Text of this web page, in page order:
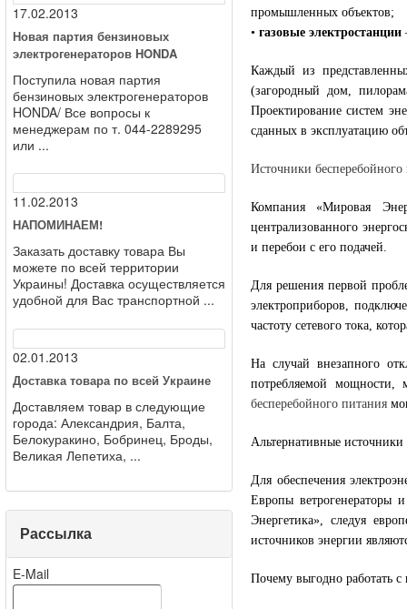
17.02.2013
Новая партия бензиновых
электрогенераторов HONDA
Поступила новая партия
бензиновых электрогенераторов
HONDA/ Все вопросы к
менеджерам по т. 044-2289295
или ...
11.02.2013
НАПОМИНАЕМ!
Заказать доставку товара Вы
можете по всей территории
Украины! Доставка осуществляется
удобной для Вас транспортной ...
02.01.2013
Доставка товара по всей Украине
Доставляем товар в следующие
города: Александрия, Балта,
Белокуракино, Бобринец, Броды,
Великая Лепетиха, ...
Рассылка
E-Mail
промышленных объектов;
• газовые электростанции
Каждый из
(загородный дом,
Проектирование систем
сданных в эксплуатацию
Источники бесперебойного
Компания «Мировая
централизованного
и перебои с его подачей.
Для решения первой
электроприборов,
частоту сетевого тока,
На случай внезапного
потребляемой
бесперебойного питания
Альтернативные источники
Для обеспечения
Европы ветрогенераторы
Энергетика», следуя
источников энергии
Почему выгодно работать с